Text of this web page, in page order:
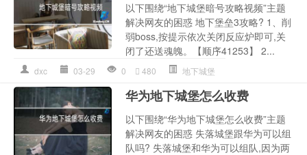
以下围绕“地下城堡暗号攻略视频”主题
解决网友的困惑 地下堡垒3攻略? 1、削
弱boss,按提示依次关闭反应炉即可,关
闭了还送魂魄。【顺序41253】 2...
dxc 03-29 0 480 地下城堡
华为地下城堡怎么收费
以下围绕“华为地下城堡怎么收费”主题
解决网友的困惑 失落城堡跟华为可以组
队吗? 失落城堡和华为可以组队,因为两